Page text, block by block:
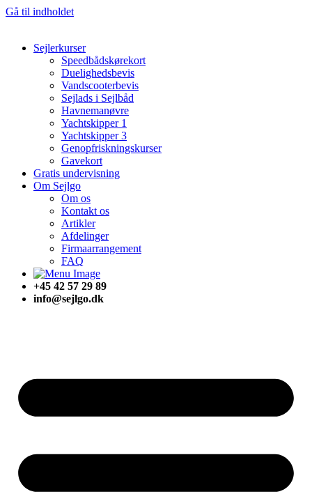
Gå til indholdet
Sejlerkurser
Speedbådskørekort
Duelighedsbevis
Vandscooterbevis
Sejlads i Sejlbåd
Havnemanøvre
Yachtskipper 1
Yachtskipper 3
Genopfriskningskurser
Gavekort
Gratis undervisning
Om Sejlgo
Om os
Kontakt os
Artikler
Afdelinger
Firmaarrangement
FAQ
+45 42 57 29 89
info@sejlgo.dk